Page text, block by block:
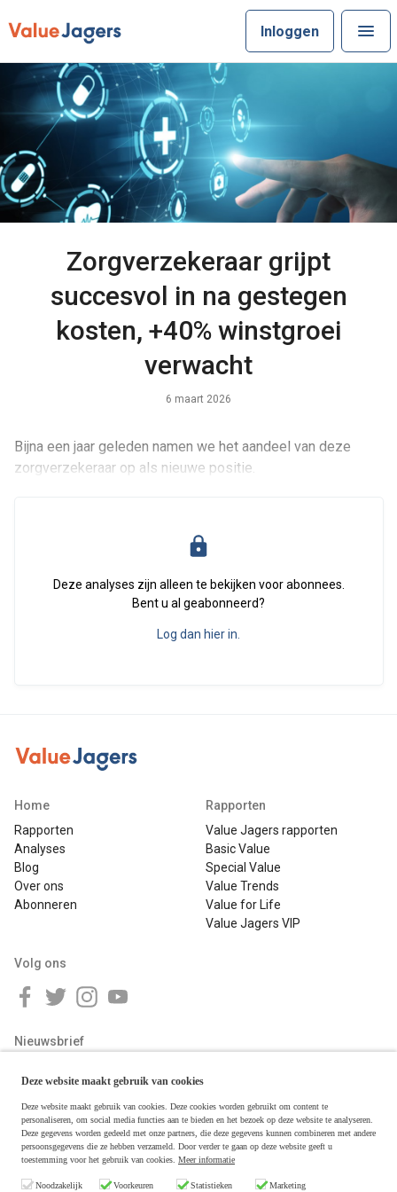
Inloggen
Zorgverzekeraar grijpt
succesvol in na gestegen
kosten, +40% winstgroei
verwacht
6 maart 2026
Bijna een jaar geleden namen we het aandeel van deze
zorgverzekeraar op als nieuwe positie.
Deze analyses zijn alleen te bekijken voor abonnees.
Bent u al geabonneerd?
Log dan hier in.
Home
Rapporten
Analyses
Blog
Over ons
Abonneren
Rapporten
Value Jagers rapporten
Basic Value
Special Value
Value Trends
Value for Life
Value Jagers VIP
Volg ons
Nieuwsbrief
Deze website maakt gebruik van cookies
Deze website maakt gebruik van cookies. Deze cookies worden gebruikt om content te
personaliseren, om social media functies aan te bieden en het bezoek op deze website te analyseren.
Deze gegevens worden gedeeld met onze partners, die deze gegevens kunnen combineren met andere
persoonsgegevens die ze hebben verzameld. Door verder te gaan op deze website geeft u
toestemming voor het gebruik van cookies. Meer informatie
Noodzakelijk Voorkeuren Statistieken Marketing